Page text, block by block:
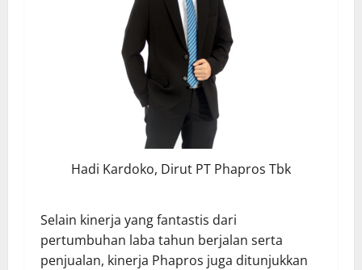
Hadi Kardoko, Dirut PT Phapros Tbk
Selain kinerja yang fantastis dari
pertumbuhan laba tahun berjalan serta
penjualan, kinerja Phapros juga ditunjukkan